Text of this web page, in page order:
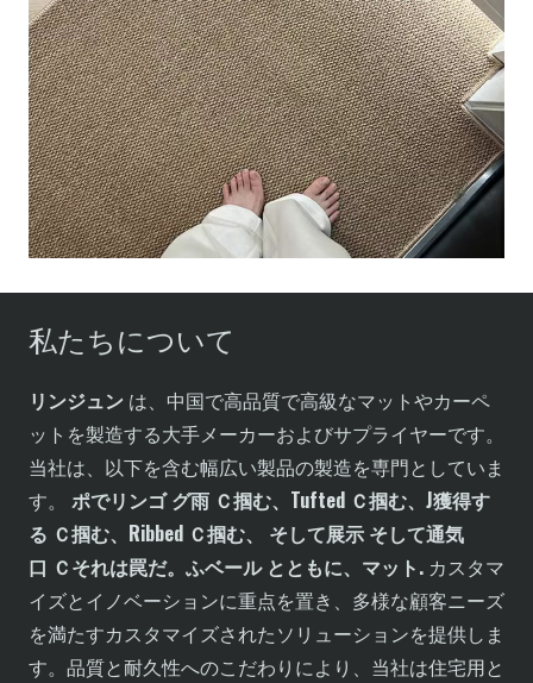
私たちについて
リンジュン は、中国で高品質で高級なマットやカーペ
ットを製造する大手メーカーおよびサプライヤーです。
当社は、以下を含む幅広い製品の製造を専門としていま
す。 ポでリンゴグ雨 Ｃ掴む、 Tufted Ｃ掴む、 J獲得す
る Ｃ掴む、 Ribbed Ｃ掴む、 そして展示 そして通気
口 Ｃそれは罠だ。 ふベール とともに、マット. カスタマ
イズとイノベーションに重点を置き、多様な顧客ニーズ
を満たすカスタマイズされたソリューションを提供しま
す。品質と耐久性へのこだわりにより、当社は住宅用と